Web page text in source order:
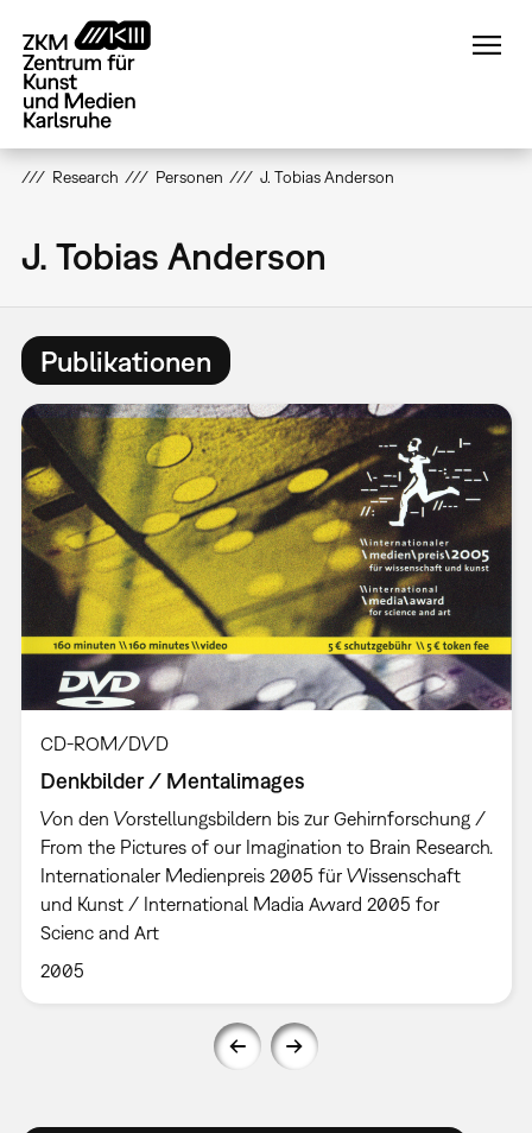
zum
Inhalt
Research Personen J. Tobias Anderson
J. Tobias Anderson
Publikationen
CD-ROM/DVD
Denkbilder / Mentalimages
Von den Vorstellungsbildern bis zur Gehirnforschung /
From the Pictures of our Imagination to Brain Research.
Internationaler Medienpreis 2005 für Wissenschaft
und Kunst / International Madia Award 2005 for
Scienc and Art
2005